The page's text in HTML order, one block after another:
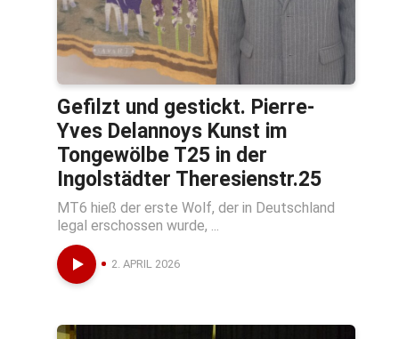
Gefilzt und gestickt. Pierre-
Yves Delannoys Kunst im
Tongewölbe T25 in der
Ingolstädter Theresienstr.25
MT6 hieß der erste Wolf, der in Deutschland
legal erschossen wurde, ...
2. APRIL 2026